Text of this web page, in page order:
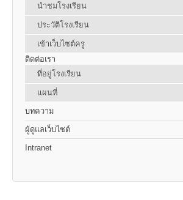
นำชมโรงเรียน
ประวัติโรงเรียน
เข้าเว็บไซต์ครู
ติดต่อเรา
ที่อยู่โรงเรียน
แผนที่
บทความ
ผู้ดูแลเว็บไซต์
Intranet